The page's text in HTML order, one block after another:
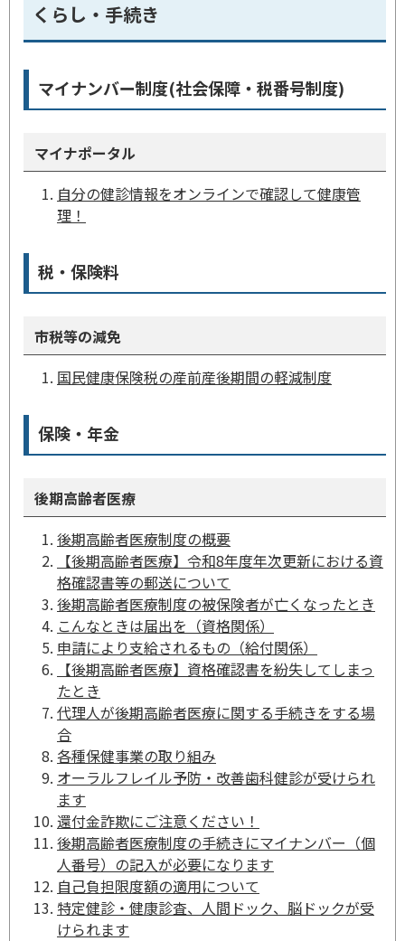
くらし・手続き
マイナンバー制度(社会保障・税番号制度)
マイナポータル
自分の健診情報をオンラインで確認して健康管
理！
税・保険料
市税等の減免
国民健康保険税の産前産後期間の軽減制度
保険・年金
後期高齢者医療
後期高齢者医療制度の概要
【後期高齢者医療】令和8年度年次更新における資
格確認書等の郵送について
後期高齢者医療制度の被保険者が亡くなったとき
こんなときは届出を（資格関係）
申請により支給されるもの（給付関係）
【後期高齢者医療】資格確認書を紛失してしまっ
たとき
代理人が後期高齢者医療に関する手続きをする場
合
各種保健事業の取り組み
オーラルフレイル予防・改善歯科健診が受けられ
ます
還付金詐欺にご注意ください！
後期高齢者医療制度の手続きにマイナンバー（個
人番号）の記入が必要になります
自己負担限度額の適用について
特定健診・健康診査、人間ドック、脳ドックが受
けられます